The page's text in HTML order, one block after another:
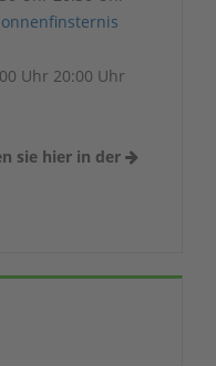
Uhr 20:00 Uhr
sie hier in der